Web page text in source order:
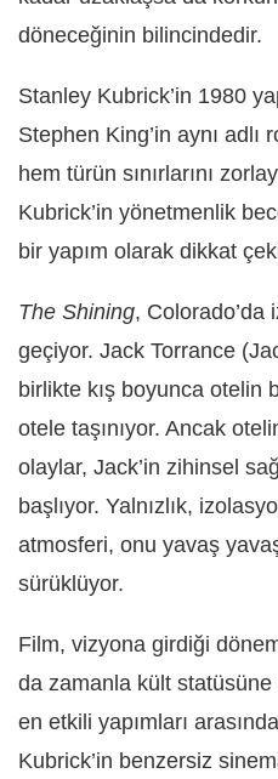
döneceğinin bilincindedir.
Stanley Kubrick’in 1980
Stephen King’in aynı adlı
hem türün sınırlarını
Kubrick’in yönetmenlik
bir yapım olarak dikkat
The Shining, Colorado’da
geçiyor. Jack Torrance
birlikte kış boyunca otelin
otele taşınıyor. Ancak
olaylar, Jack’in zihinsel
başlıyor. Yalnızlık,
atmosferi, onu yavaş
sürüklüyor.
Film, vizyona girdiği
da zamanla kült statüsüne
en etkili yapımları
Kubrick’in benzersiz